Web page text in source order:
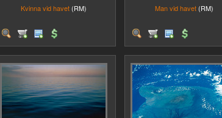
Kvinna vid havet (RM) Man vid havet (RM)